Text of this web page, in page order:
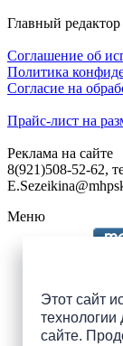
Этот сайт
технологии
сайте.
Главный
Соглашение об
Политика
Согласие на
Прайс-лист на
Реклама на сайте
8(921)508-52-62,
Меню